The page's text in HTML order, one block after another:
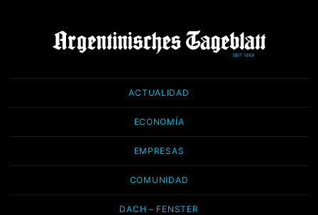
ACTUALIDAD
ECONOMÍA
EMPRESAS
COMUNIDAD
DACH – FENSTER